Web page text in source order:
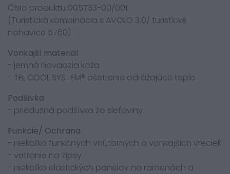
Číslo produktu 005733-00/001
(Turistická kombinácia s AVOLO 3.0/ turistické
nohavice 5760)
Vonkajší materiál
- jemná hovädzia koža
- TFL COOL SYSTEM® ošetrenie odrážajúce teplo
Podšívka
- priedušná podšívka zo sieťoviny
Funkcie/ Ochrana
- niekoľko funkčných vnútorných a vonkajších vreciek
- vetranie na zipsy
- niekoľko elastických panelov na ramenách a